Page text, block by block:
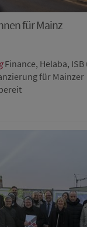
für Mainz
Finance, Helaba,
für Mainzer